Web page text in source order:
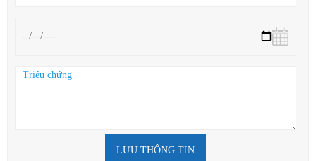
LƯU THÔNG TIN